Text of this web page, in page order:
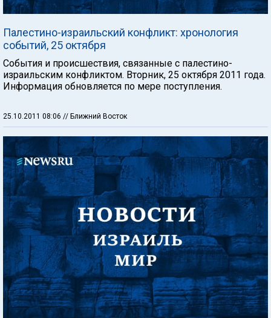
Палестино-израильский конфликт: хронология
событий, 25 октября
События и происшествия, связанные с палестино-
израильским конфликтом. Вторник, 25 октября 2011 года.
Информация обновляется по мере поступления.
25.10.2011 08:06 // Ближний Восток